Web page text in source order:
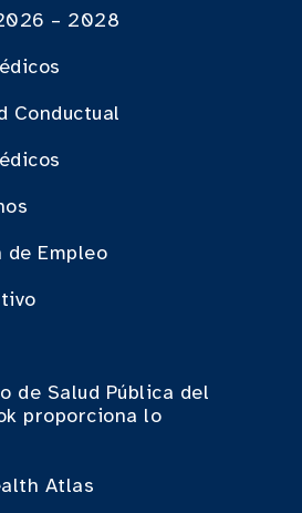
– 2028
Conductual
Empleo
de Salud Pública del
proporciona lo
Atlas